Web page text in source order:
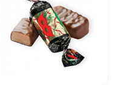
Мама Приехала с
черникой и
гречкой